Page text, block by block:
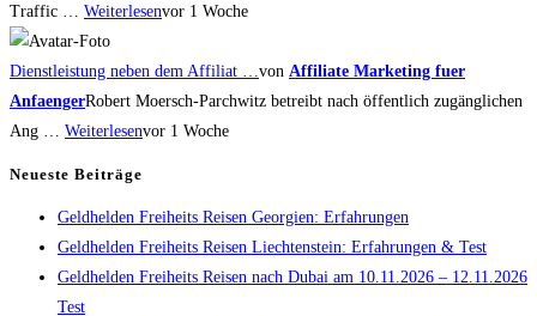
Traffic … Weiterlesenvor 1 Woche
Dienstleistung neben dem Affiliat … von Affiliate Marketing fuer
AnfaengerRobert Moersch-Parchwitz betreibt nach öffentlich zugänglichen
Ang … Weiterlesenvor 1 Woche
Neueste Beiträge
Geldhelden Freiheits Reisen Georgien: Erfahrungen
Geldhelden Freiheits Reisen Liechtenstein: Erfahrungen & Test
Geldhelden Freiheits Reisen nach Dubai am 10.11.2026 – 12.11.2026
Test